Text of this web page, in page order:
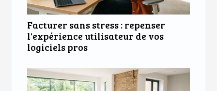
Facturer sans stress : repenser
l'expérience utilisateur de vos
logiciels pros